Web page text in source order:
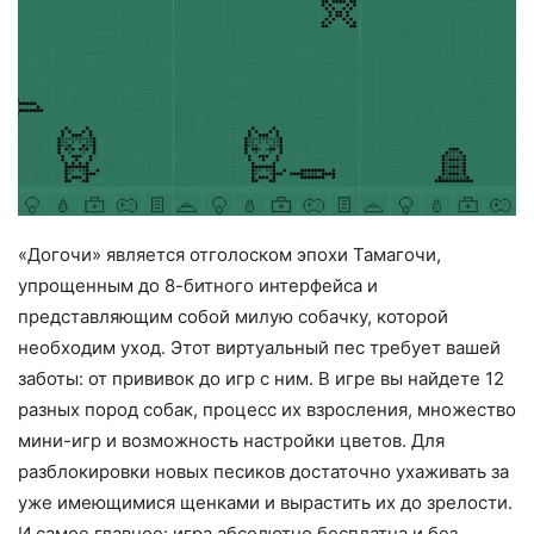
«Догочи» является отголоском эпохи Тамагочи,
упрощенным до 8-битного интерфейса и
представляющим собой милую собачку, которой
необходим уход. Этот виртуальный пес требует вашей
заботы: от прививок до игр с ним. В игре вы найдете 12
разных пород собак, процесс их взросления, множество
мини-игр и возможность настройки цветов. Для
разблокировки новых песиков достаточно ухаживать за
уже имеющимися щенками и вырастить их до зрелости.